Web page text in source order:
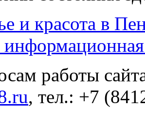
и красота в
работы
, тел.: +7